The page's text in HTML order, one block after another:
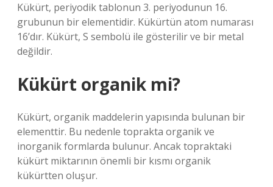
Kükürt, periyodik tablonun 3. periyodunun 16.
grubunun bir elementidir. Kükürtün atom numarası
16’dır. Kükürt, S sembolü ile gösterilir ve bir metal
değildir.
Kükürt organik mi?
Kükürt, organik maddelerin yapısında bulunan bir
elementtir. Bu nedenle toprakta organik ve
inorganik formlarda bulunur. Ancak topraktaki
kükürt miktarının önemli bir kısmı organik
kükürtten oluşur.